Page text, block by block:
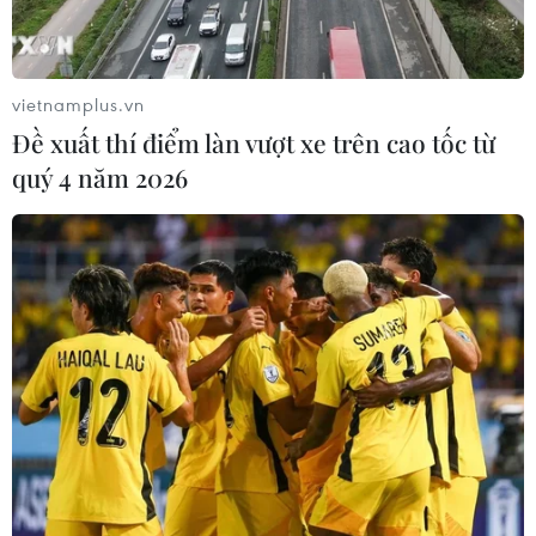
Xây dựng hành lang pháp lý để tháo gỡ điểm
nghẽn, đưa công nghiệp văn hóa phát triển
09/08/2026 05:26
vietnamplus.vn
Đề xuất thí điểm làn vượt xe trên cao tốc từ
quý 4 năm 2026